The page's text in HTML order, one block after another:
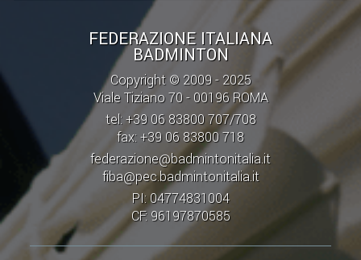
FEDERAZIONE ITALIANA
BADMINTON
Copyright © 2009 - 2025
Viale Tiziano 70 - 00196 ROMA
tel: +39 06 83800 707/708
fax: +39 06 83800 718
federazione@badmintonitalia.it
fiba@pec.badmintonitalia.it
PI: 04774831004
CF: 96197870585